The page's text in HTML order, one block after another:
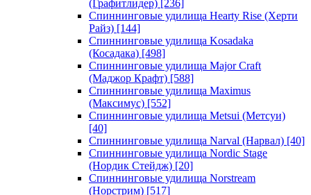
(Графитлидер) [236]
Спиннинговые удилища Hearty Rise (Херти
Райз) [144]
Спиннинговые удилища Kosadaka
(Косадака) [498]
Спиннинговые удилища Major Craft
(Маджор Крафт) [588]
Спиннинговые удилища Maximus
(Максимус) [552]
Спиннинговые удилища Metsui (Метсуи)
[40]
Спиннинговые удилища Narval (Нарвал) [40]
Спиннинговые удилища Nordic Stage
(Нордик Стейдж) [20]
Спиннинговые удилища Norstream
(Норстрим) [517]